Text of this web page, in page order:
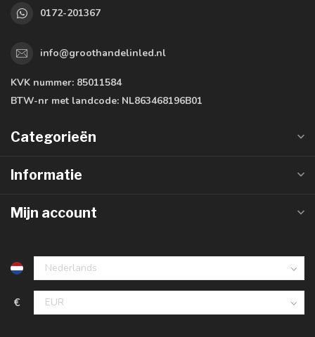
0172-201367
info@groothandelinled.nl
KVK nummer: 85011584
BTW-nr met landcode: NL863468196B01
Categorieën
Informatie
Mijn account
€